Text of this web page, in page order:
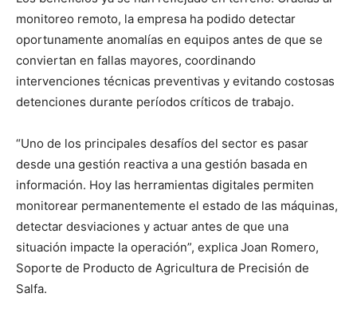
monitoreo remoto, la empresa ha podido detectar
oportunamente anomalías en equipos antes de que se
conviertan en fallas mayores, coordinando
intervenciones técnicas preventivas y evitando costosas
detenciones durante períodos críticos de trabajo.
“Uno de los principales desafíos del sector es pasar
desde una gestión reactiva a una gestión basada en
información. Hoy las herramientas digitales permiten
monitorear permanentemente el estado de las máquinas,
detectar desviaciones y actuar antes de que una
situación impacte la operación”, explica Joan Romero,
Soporte de Producto de Agricultura de Precisión de
Salfa.